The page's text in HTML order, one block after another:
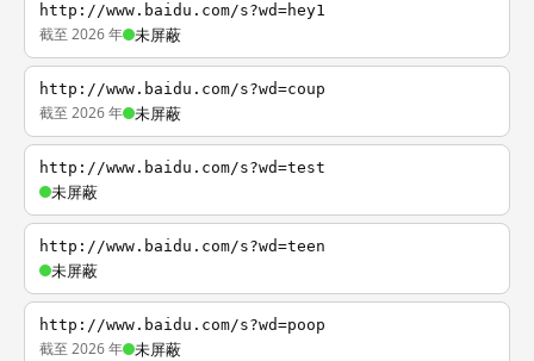
http://www.baidu.com/s?wd=hey1
截至 2026 年 未屏蔽
http://www.baidu.com/s?wd=coup
截至 2026 年 未屏蔽
http://www.baidu.com/s?wd=test
未屏蔽
http://www.baidu.com/s?wd=teen
未屏蔽
http://www.baidu.com/s?wd=poop
截至 2026 年 未屏蔽